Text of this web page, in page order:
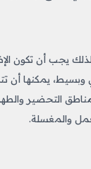
يجب أن تكون
وبسيط، يمكنها
والمغسلة.